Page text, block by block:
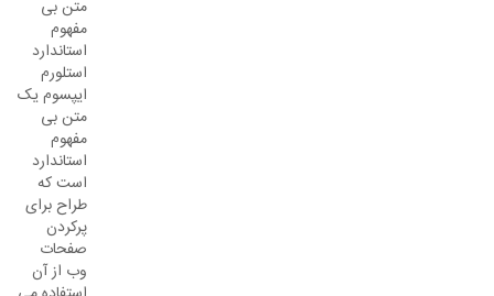
متن بی
مفهوم
استاندارد
استلورم
ایپسوم یک
متن بی
مفهوم
استاندارد
است که
طراح برای
پرکردن
صفحات
وب از آن